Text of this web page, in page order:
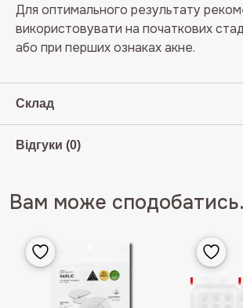
Для оптимального результату
використовувати на початкових
або при перших ознаках акне.
Склад
Відгуки (0)
Вам може